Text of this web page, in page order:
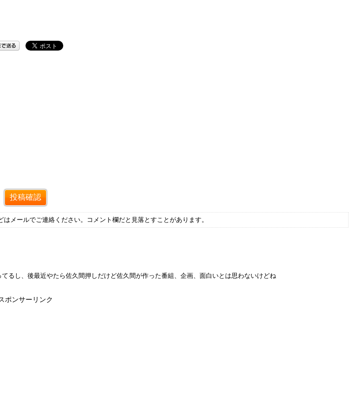
メールでご連絡ください。コメント欄だと見落とすことがあります。
るし、後最近やたら佐久間押しだけど佐久間が作った番組、企画、面白いとは思わないけどね
ポンサーリンク